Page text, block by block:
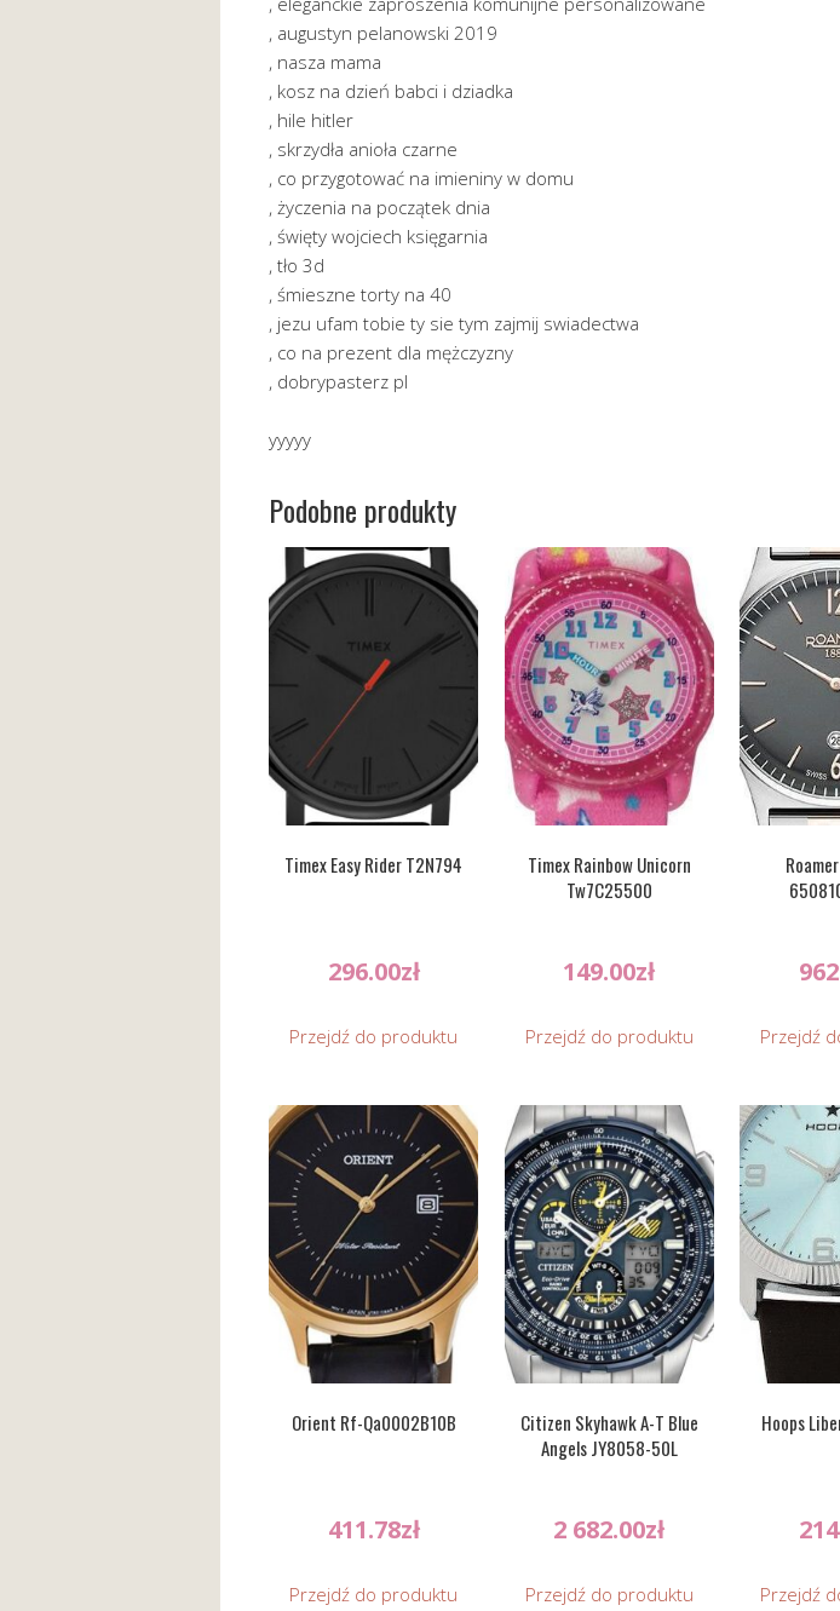
, augustyn pelanowski 2019
, nasza mama
, kosz na dzień babci i dziadka
, hile hitler
, skrzydła anioła czarne
, co przygotować na imieniny w domu
, życzenia na początek dnia
, święty wojciech księgarnia
, tło 3d
, śmieszne torty na 40
, jezu ufam tobie ty sie tym zajmij swiadectwa
, co na prezent dla mężczyzny
, dobrypasterz pl
yyyyy
Podobne produkty
Timex Easy Rider T2N794
296.00zł
Przejdź do produktu
Timex Rainbow Unicorn
Tw7C25500
149.00zł
Przejdź do produktu Przejdź
Orient Rf-Qa0002B10B
411.78zł
Przejdź do produktu
Citizen Skyhawk A-T Blue
Angels JY8058-50L
2 682.00zł
Przejdź do produktu
Hoops
Przejdź